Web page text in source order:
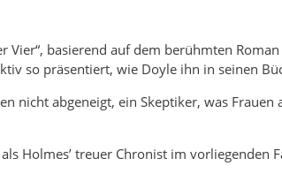
Vier“, basierend auf dem berühmten
so präsentiert, wie Doyle ihn in seinen
nicht abgeneigt, ein Skeptiker, was
Holmes’ treuer Chronist im vorliegenden